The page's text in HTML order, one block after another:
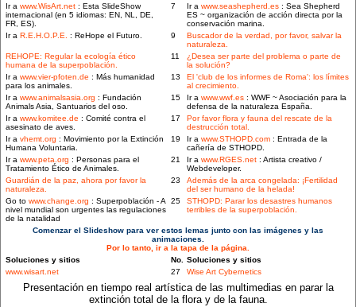
Ir a www.WisArt.net : Esta SlideShow
internacional (en 5 idiomas: EN, NL, DE,
FR, ES).
7 Ir a www.seashepherd.es : Sea Shepherd
ES ~ organización de acción directa por la
conservación marina.
Ir a R.E.H.O.P.E. : ReHope el Futuro. 9
Buscador de la verdad, por favor, salvar la
naturaleza.
REHOPE: Regular la ecología ético
humana de la superpoblación.
11
¿Desea ser parte del problema o parte de
la solución?
Ir a www.vier-pfoten.de : Más humanidad
para los animales.
13
El 'club de los informes de Roma': los límites
al crecimiento.
Ir a www.animalsasia.org : Fundación
Animals Asia, Santuarios del oso.
15 Ir a www.wwf.es : WWF ~ Asociación para la
defensa de la naturaleza España.
Ir a www.komitee.de : Comité contra el
asesinato de aves.
17
Por favor flora y fauna del rescate de la
destrucción total.
Ir a vhemt.org : Movimiento por la Extinción
Humana Voluntaria.
19 Ir a www.STHOPD.com : Entrada de la
cañería de STHOPD.
Ir a www.peta.org : Personas para el
Tratamiento Ético de Animales.
21 Ir a www.RGES.net : Artista creativo /
Webdeveloper.
Guardián de la paz, ahora por favor la
naturaleza.
23
Además de la arca congelada: ¡Fertilidad
del ser humano de la helada!
Go to www.change.org : Superpoblación - A
nivel mundial son urgentes las regulaciones
de la natalidad
25
STHOPD: Parar los desastres humanos
terribles de la superpoblación.
Comenzar el Slideshow para ver estos lemas junto con las imágenes y las
animaciones.
Por lo tanto, ir a la tapa de la página.
Soluciones y sitios
No. Soluciones y sitios
www.wisart.net
27 Wise Art Cybernetics
Presentación en tiempo real artística de las multimedias en parar la
extinción total de la flora y de la fauna.